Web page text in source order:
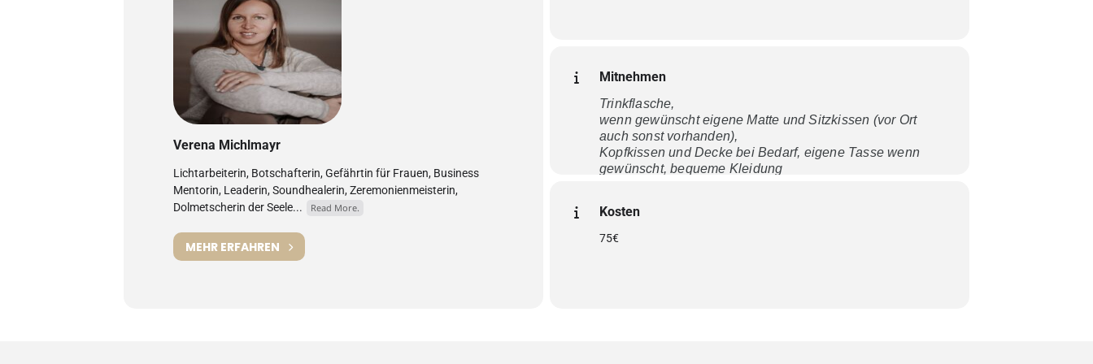
Verena Michlmayr
Lichtarbeiterin, Botschafterin, Gefährtin für Frauen, Business
Mentorin, Leaderin, Soundhealerin, Zeremonienmeisterin,
Dolmetscherin der Seele...
Read More.
MEHR ERFAHREN
Mitnehmen
Trinkflasche,
wenn gewünscht eigene Matte und Sitzkissen (vor Ort
auch sonst vorhanden),
Kopfkissen und Decke bei Bedarf, eigene Tasse wenn
gewünscht, bequeme Kleidung
deine Weiblichkeit erinnert.
Kosten
75€